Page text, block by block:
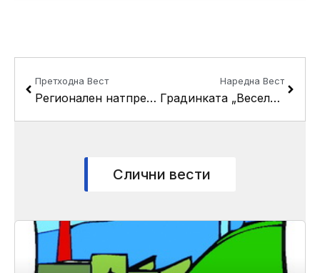
Претходна Вест
Регионален натпревар “Млади техничари и иноватори” во општина Кисела Вода
Наредна Вест
Градинката „Весели Цветови“ на Фестивалот на цвеќето
Слични вести